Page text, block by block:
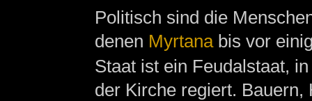
Politisch sind die
denen Myrtanabis vor
Staat ist ein Feudalstaat,
der Kirche regiert.